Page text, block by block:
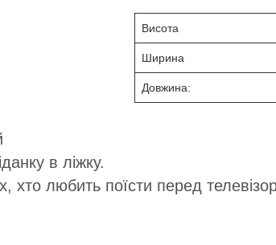
Висота
Ширина
Довжина:
в ліжку.
хто любить поїсти перед